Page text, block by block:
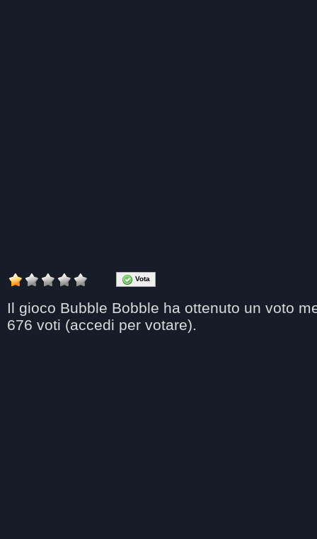
Vota
Il gioco Bubble Bobble ha ottenuto un voto
676 voti (accedi per votare).